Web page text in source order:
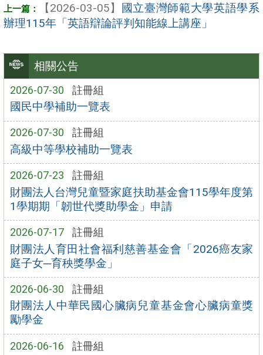
相關公告
2026-07-30 註冊組
國民中學補助一覽表
2026-07-30 註冊組
高級中等學校補助一覽表
2026-07-23 註冊組
財團法人台灣兒童暨家庭扶助基金會115學年度第
1學期期「韌世代獎助學金」申請
2026-07-17 註冊組
財團法人育田社會福利慈善基金會「2026癌友家
庭子女─育秧獎學金」
2026-06-30 註冊組
財團法人中華民國心臟病兒童基金會心臟病童獎
勵學金
2026-06-16 註冊組
【2026-03-05】 國立臺灣師範大學英語學系
辦理115年「英語辯論評判知能線上講座」